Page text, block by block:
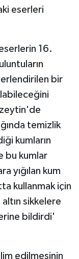
eserleri
16.
bir
temizlik
kumların
bu kumlar
yığılan kum
kullanmak için
sikkelere
bildirdi'
edilmesinin